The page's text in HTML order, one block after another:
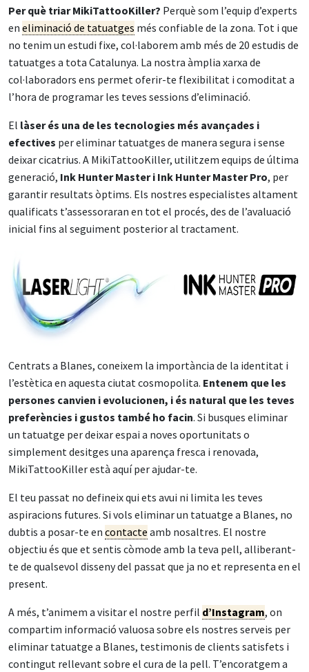
Per què triar MikiTattooKiller? Perquè som l’equip d’experts
en eliminació de tatuatges més confiable de la zona. Tot i que
no tenim un estudi fixe, col·laborem amb més de 20 estudis de
tatuatges a tota Catalunya. La nostra àmplia xarxa de
col·laboradors ens permet oferir-te flexibilitat i comoditat a
l’hora de programar les teves sessions d’eliminació.
El làser és una de les tecnologies més avançades i
efectives per eliminar tatuatges de manera segura i sense
deixar cicatrius. A MikiTattooKiller, utilitzem equips de última
generació, Ink Hunter Master i Ink Hunter Master Pro, per
garantir resultats òptims. Els nostres especialistes altament
qualificats t’assessoraran en tot el procés, des de l’avaluació
inicial fins al seguiment posterior al tractament.
Centrats a Blanes, coneixem la importància de la identitat i
l’estètica en aquesta ciutat cosmopolita. Entenem que les
persones canvien i evolucionen, i és natural que les teves
preferències i gustos també ho facin. Si busques eliminar
un tatuatge per deixar espai a noves oportunitats o
simplement desitges una aparença fresca i renovada,
MikiTattooKiller està aquí per ajudar-te.
El teu passat no defineix qui ets avui ni limita les teves
aspiracions futures. Si vols eliminar un tatuatge a Blanes, no
dubtis a posar-te en contacte amb nosaltres. El nostre
objectiu és que et sentis còmode amb la teva pell, alliberant-
te de qualsevol disseny del passat que ja no et representa en el
present.
A més, t’animem a visitar el nostre perfil d’Instagram, on
compartim informació valuosa sobre els nostres serveis per
eliminar tatuatge a Blanes, testimonis de clients satisfets i
contingut rellevant sobre el cura de la pell. T’encoratgem a